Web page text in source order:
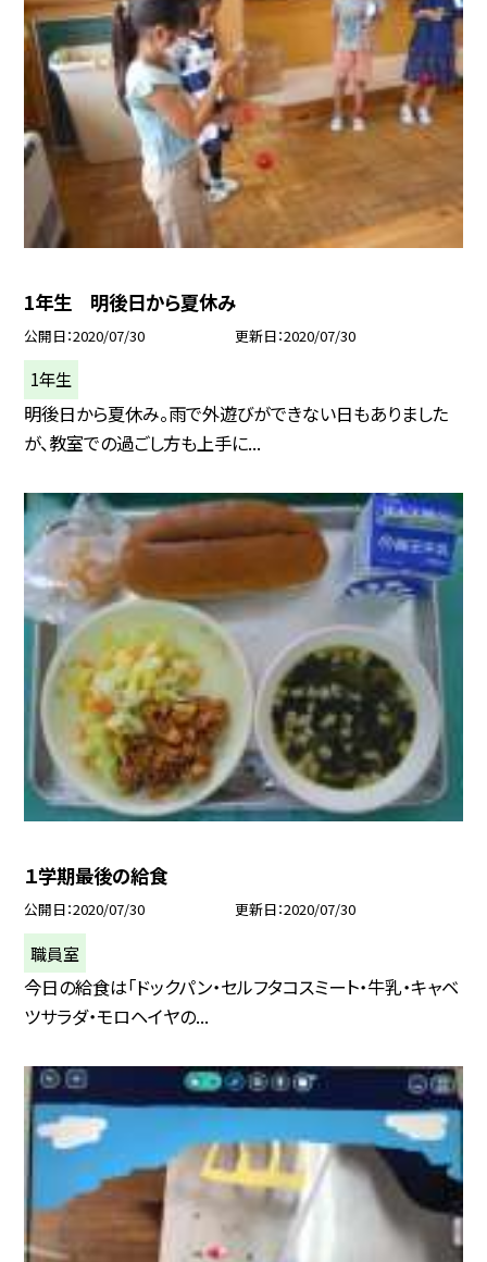
1年生 明後日から夏休み
公開日 2020/07/30 更新日 2020/07/30
1年生
明後日から夏休み。雨で外遊びができない日もありました
が、教室での過ごし方も上手に...
１学期最後の給食
公開日 2020/07/30 更新日 2020/07/30
職員室
今日の給食は「ドックパン・セルフタコスミート・牛乳・キャベ
ツサラダ・モロヘイヤの...